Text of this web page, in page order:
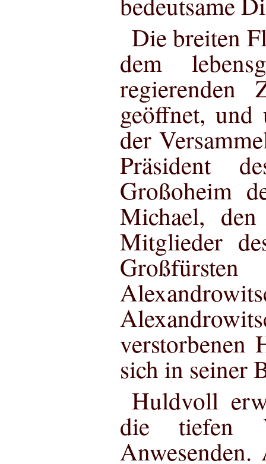
Die breiten
dem
regierenden
geöffnet, und
der
Präsident
Großoheim
Michael,
Mitglieder
verstorbenen
sich in seiner
Huldvoll
die tiefen